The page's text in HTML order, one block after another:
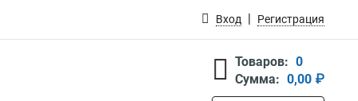
Вход Регистрация
Товаров: 0
Сумма: 0,00 ₽